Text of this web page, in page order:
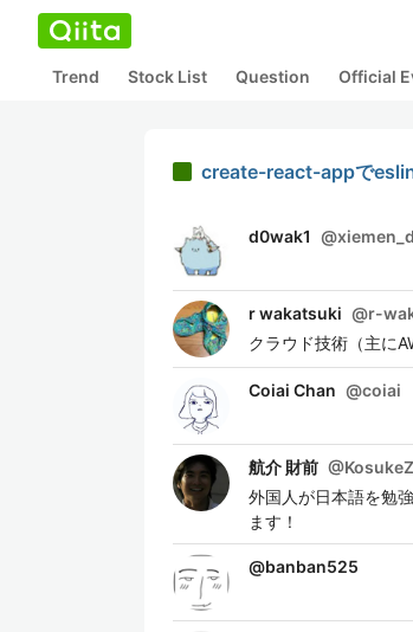
Trend Stock List Question Official
create-react-appで
d0wak1 @
r wakatsuki @r-
クラウド技術（主に
Coiai Chan @coiai
航介 財前 @
外国人が日本語を勉
ます！
@banban525